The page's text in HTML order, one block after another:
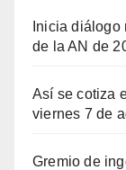
Inicia
de la AN de
Así se cotiza
viernes 7 de
Gremio de